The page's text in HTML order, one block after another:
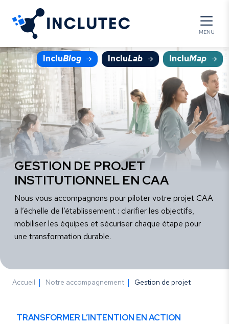
MENU
IncluBlog IncluLab IncluMap
GESTION DE PROJET
INSTITUTIONNEL EN CAA
Nous vous accompagnons pour piloter votre projet CAA
à l’échelle de l’établissement : clarifier les objectifs,
mobiliser les équipes et sécuriser chaque étape pour
une transformation durable.
Accueil Notre accompagnement Gestion de projet
TRANSFORMER L’INTENTION EN ACTION
Panneau de gestion des cookies